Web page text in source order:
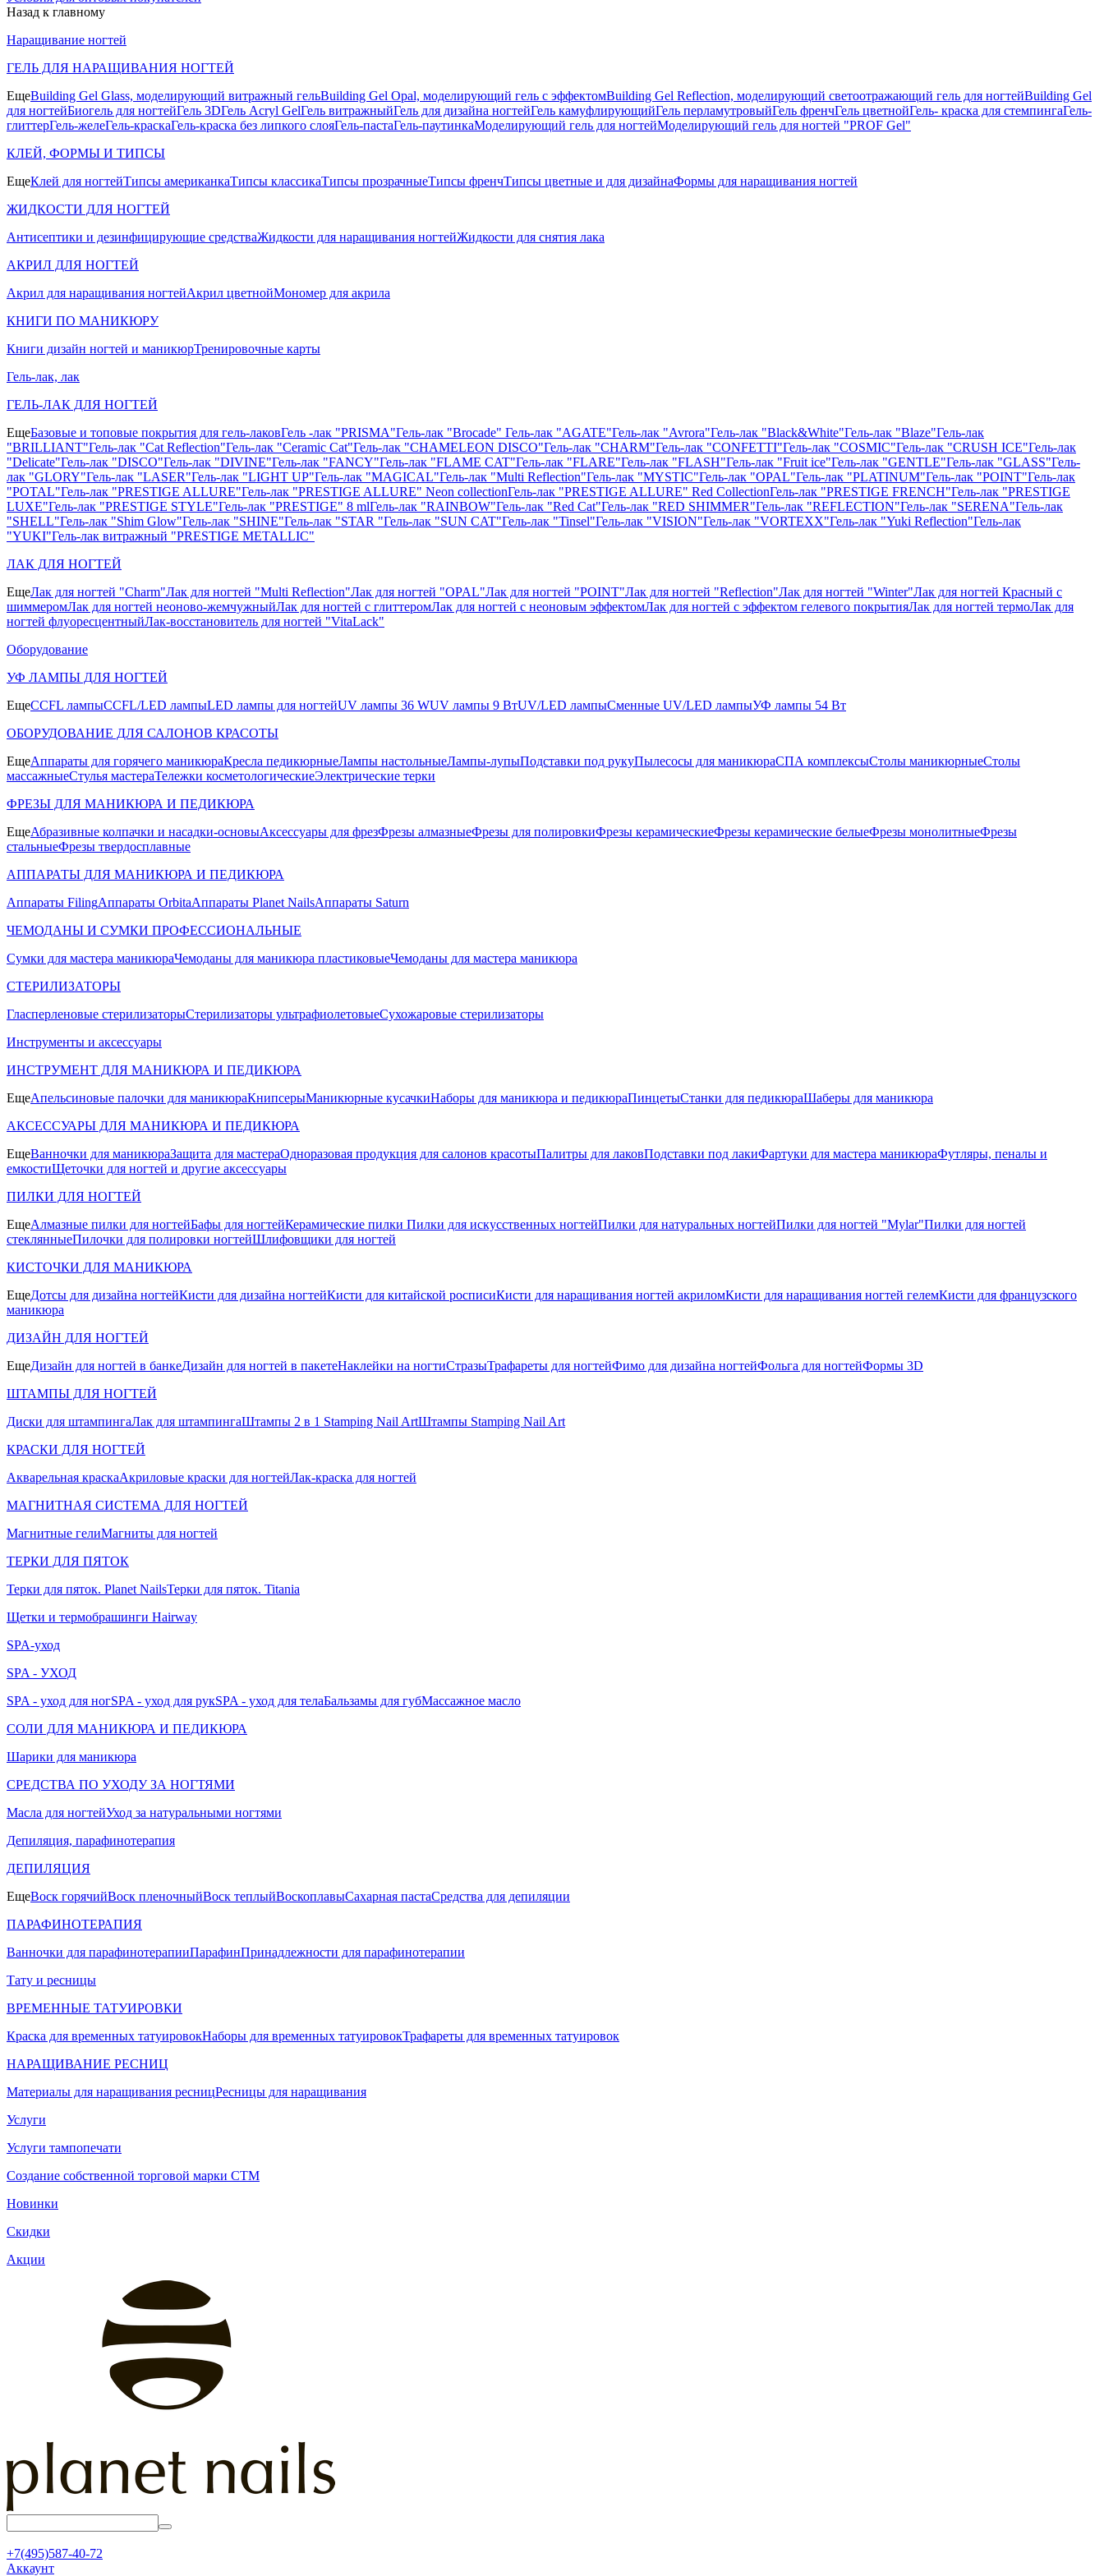
Назад к главному
Наращивание ногтей
ГЕЛЬ ДЛЯ НАРАЩИВАНИЯ НОГТЕЙ
ЕщеBuilding Gel Glass, моделирующий витражный гельBuilding Gel Opal, моделирующий гель с эффектомBuilding Gel Reflection, моделирующий светоотражающий гель для ногтейBuilding Gel
для ногтейБиогель для ногтейГель 3DГель Acryl GelГель витражныйГель для дизайна ногтейГель камуфлирующийГель перламутровыйГель френчГель цветнойГель- краска для стемпингаГель-
глиттерГель-желеГель-краскаГель-краска без липкого слояГель-пастаГель-паутинкаМоделирующий гель для ногтейМоделирующий гель для ногтей "PROF Gel"
КЛЕЙ, ФОРМЫ И ТИПСЫ
ЕщеКлей для ногтейТипсы американкаТипсы классикаТипсы прозрачныеТипсы френчТипсы цветные и для дизайнаФормы для наращивания ногтей
ЖИДКОСТИ ДЛЯ НОГТЕЙ
Антисептики и дезинфицирующие средстваЖидкости для наращивания ногтейЖидкости для снятия лака
АКРИЛ ДЛЯ НОГТЕЙ
Акрил для наращивания ногтейАкрил цветнойМономер для акрила
КНИГИ ПО МАНИКЮРУ
Книги дизайн ногтей и маникюрТренировочные карты
Гель-лак, лак
ГЕЛЬ-ЛАК ДЛЯ НОГТЕЙ
ЕщеБазовые и топовые покрытия для гель-лаковГель -лак "PRISMA"Гель-лак "Brocade" Гель-лак "AGATE"Гель-лак "Avrora"Гель-лак "Black&White"Гель-лак "Blaze"Гель-лак
"BRILLIANT"Гель-лак "Cat Reflection"Гель-лак "Ceramic Cat"Гель-лак "CHAMELEON DISCO"Гель-лак "CHARM"Гель-лак "CONFETTI"Гель-лак "COSMIC"Гель-лак "CRUSH ICE"Гель-лак
"Delicate"Гель-лак "DISCO"Гель-лак "DIVINE"Гель-лак "FANCY"Гель-лак "FLAME CAT"Гель-лак "FLARE"Гель-лак "FLASH"Гель-лак "Fruit ice"Гель-лак "GENTLE"Гель-лак "GLASS"Гель-
лак "GLORY"Гель-лак "LASER"Гель-лак "LIGHT UP"Гель-лак "MAGICAL"Гель-лак "Multi Reflection"Гель-лак "MYSTIC"Гель-лак "OPAL"Гель-лак "PLATINUM"Гель-лак "POINT"Гель-лак
"POTAL"Гель-лак "PRESTIGE ALLURE"Гель-лак "PRESTIGE ALLURE" Neon collectionГель-лак "PRESTIGE ALLURE" Red CollectionГель-лак "PRESTIGE FRENCH"Гель-лак "PRESTIGE
LUXE"Гель-лак "PRESTIGE STYLE"Гель-лак "PRESTIGE" 8 mlГель-лак "RAINBOW"Гель-лак "Red Cat"Гель-лак "RED SHIMMER"Гель-лак "REFLECTION"Гель-лак "SERENA"Гель-лак
"SHELL"Гель-лак "Shim Glow"Гель-лак "SHINE"Гель-лак "STAR "Гель-лак "SUN CAT"Гель-лак "Tinsel"Гель-лак "VISION"Гель-лак "VORTEXX"Гель-лак "Yuki Reflection"Гель-лак
"YUKI"Гель-лак витражный "PRESTIGE METALLIC"
ЛАК ДЛЯ НОГТЕЙ
ЕщеЛак для ногтей "Charm"Лак для ногтей "Multi Reflection"Лак для ногтей "OPAL"Лак для ногтей "POINT"Лак для ногтей "Reflection"Лак для ногтей "Winter"Лак для ногтей Красный с
шиммеромЛак для ногтей неоново-жемчужныйЛак для ногтей с глиттеромЛак для ногтей с неоновым эффектомЛак для ногтей с эффектом гелевого покрытияЛак для ногтей термоЛак для
ногтей флуоресцентныйЛак-восстановитель для ногтей "VitaLack"
Оборудование
УФ ЛАМПЫ ДЛЯ НОГТЕЙ
ЕщеCCFL лампыCCFL/LED лампыLED лампы для ногтейUV лампы 36 WUV лампы 9 ВтUV/LED лампыСменные UV/LED лампыУФ лампы 54 Вт
ОБОРУДОВАНИЕ ДЛЯ САЛОНОВ КРАСОТЫ
ЕщеАппараты для горячего маникюраКресла педикюрныеЛампы настольныеЛампы-лупыПодставки под рукуПылесосы для маникюраСПА комплексыСтолы маникюрныеСтолы
массажныеСтулья мастераТележки косметологическиеЭлектрические терки
ФРЕЗЫ ДЛЯ МАНИКЮРА И ПЕДИКЮРА
ЕщеАбразивные колпачки и насадки-основыАксессуары для фрезФрезы алмазныеФрезы для полировкиФрезы керамическиеФрезы керамические белыеФрезы монолитныеФрезы
стальныеФрезы твердосплавные
АППАРАТЫ ДЛЯ МАНИКЮРА И ПЕДИКЮРА
Аппараты FilingАппараты OrbitaАппараты Planet NailsАппараты Saturn
ЧЕМОДАНЫ И СУМКИ ПРОФЕССИОНАЛЬНЫЕ
Сумки для мастера маникюраЧемоданы для маникюра пластиковыеЧемоданы для мастера маникюра
СТЕРИЛИЗАТОРЫ
Гласперленовые стерилизаторыСтерилизаторы ультрафиолетовыеСухожаровые стерилизаторы
Инструменты и аксессуары
ИНСТРУМЕНТ ДЛЯ МАНИКЮРА И ПЕДИКЮРА
ЕщеАпельсиновые палочки для маникюраКнипсерыМаникюрные кусачкиНаборы для маникюра и педикюраПинцетыСтанки для педикюраШаберы для маникюра
АКСЕССУАРЫ ДЛЯ МАНИКЮРА И ПЕДИКЮРА
ЕщеВанночки для маникюраЗащита для мастераОдноразовая продукция для салонов красотыПалитры для лаковПодставки под лакиФартуки для мастера маникюраФутляры, пеналы и
емкостиЩеточки для ногтей и другие аксессуары
ПИЛКИ ДЛЯ НОГТЕЙ
ЕщеАлмазные пилки для ногтейБафы для ногтейКерамические пилки Пилки для искусственных ногтейПилки для натуральных ногтейПилки для ногтей "Mylar"Пилки для ногтей
стеклянныеПилочки для полировки ногтейШлифовщики для ногтей
КИСТОЧКИ ДЛЯ МАНИКЮРА
ЕщеДотсы для дизайна ногтейКисти для дизайна ногтейКисти для китайской росписиКисти для наращивания ногтей акриломКисти для наращивания ногтей гелемКисти для французского
маникюра
ДИЗАЙН ДЛЯ НОГТЕЙ
ЕщеДизайн для ногтей в банкеДизайн для ногтей в пакетеНаклейки на ногтиСтразыТрафареты для ногтейФимо для дизайна ногтейФольга для ногтейФормы 3D
ШТАМПЫ ДЛЯ НОГТЕЙ
Диски для штампингаЛак для штампингаШтампы 2 в 1 Stamping Nail ArtШтампы Stamping Nail Art
КРАСКИ ДЛЯ НОГТЕЙ
Акварельная краскаАкриловые краски для ногтейЛак-краска для ногтей
МАГНИТНАЯ СИСТЕМА ДЛЯ НОГТЕЙ
Магнитные гелиМагниты для ногтей
ТЕРКИ ДЛЯ ПЯТОК
Терки для пяток. Planet NailsТерки для пяток. Titania
Щетки и термобрашинги Hairway
SPA-уход
SPA - УХОД
SPA - уход для ногSPA - уход для рукSPA - уход для телаБальзамы для губМассажное масло
СОЛИ ДЛЯ МАНИКЮРА И ПЕДИКЮРА
Шарики для маникюра
СРЕДСТВА ПО УХОДУ ЗА НОГТЯМИ
Масла для ногтейУход за натуральными ногтями
Депиляция, парафинотерапия
ДЕПИЛЯЦИЯ
ЕщеВоск горячийВоск пленочныйВоск теплыйВоскоплавыСахарная пастаСредства для депиляции
ПАРАФИНОТЕРАПИЯ
Ванночки для парафинотерапииПарафинПринадлежности для парафинотерапии
Тату и ресницы
ВРЕМЕННЫЕ ТАТУИРОВКИ
Краска для временных татуировокНаборы для временных татуировокТрафареты для временных татуировок
НАРАЩИВАНИЕ РЕСНИЦ
Материалы для наращивания ресницРесницы для наращивания
Услуги
Услуги тампопечати
Создание собственной торговой марки СТМ
Новинки
Скидки
Акции
+7(495)587-40-72
Аккаунт